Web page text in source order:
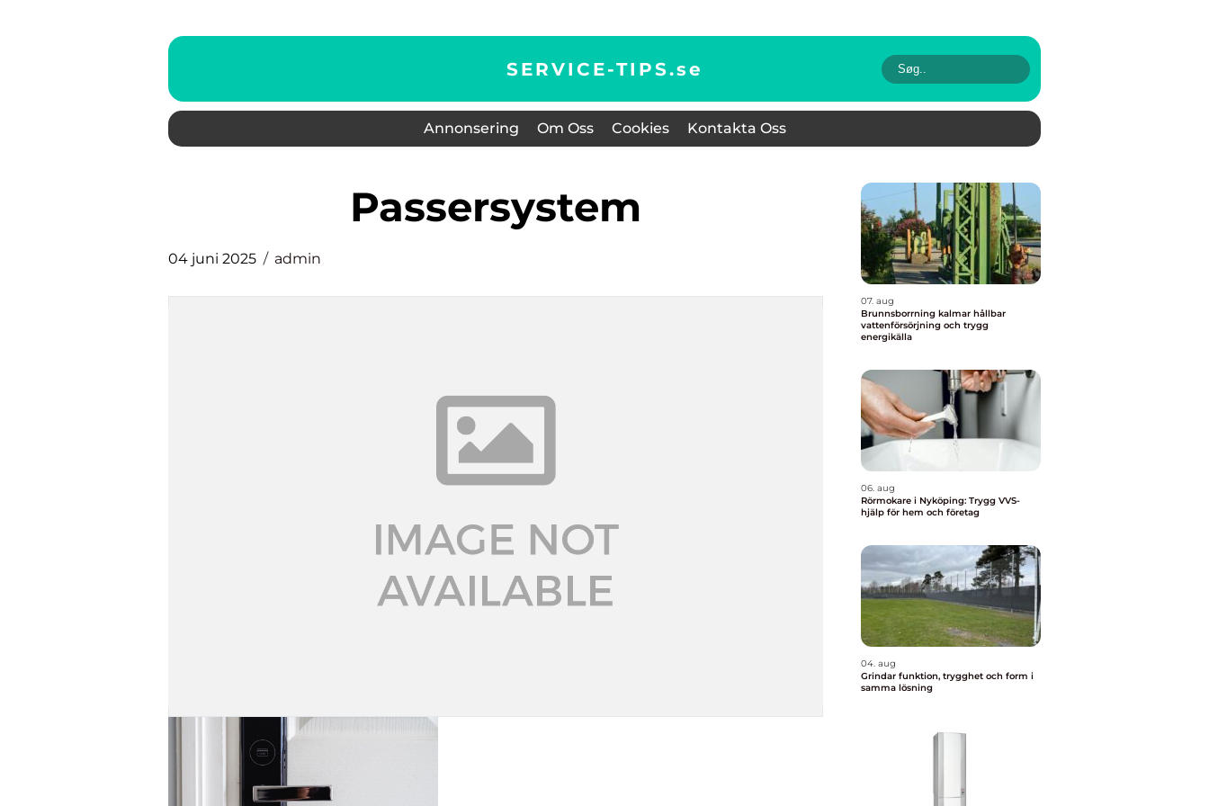
SERVICE-TIPS.se
Annonsering Om Oss Cookies Kontakta Oss
passersystem
04 juni 2025 admin
07. aug
Brunnsborrning kalmar hållbar
vattenförsörjning och trygg
energikälla
06. aug
Rörmokare i Nyköping: Trygg VVS-
hjälp för hem och företag
04. aug
Grindar funktion, trygghet och form i
samma lösning